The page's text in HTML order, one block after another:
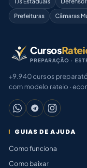
Prefeituras
Câmaras
Cursos
PREPARAÇÃO ·
+9.940 cursos
com modelo rateio ·
GUIAS DE AJUDA
Como funciona
Como baixar